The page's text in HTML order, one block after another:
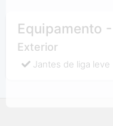
Equipamento
Exterior
Jantes de liga leve